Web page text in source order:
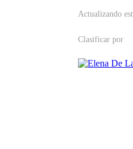
Actualizando
Clasificar por